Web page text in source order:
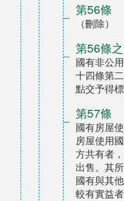
第56條
（刪除）
第56條
國有非公
十四條第
點交予得標
第57條
國有房屋
房屋使用
方共有者
出售。其
國有與其
較有實益